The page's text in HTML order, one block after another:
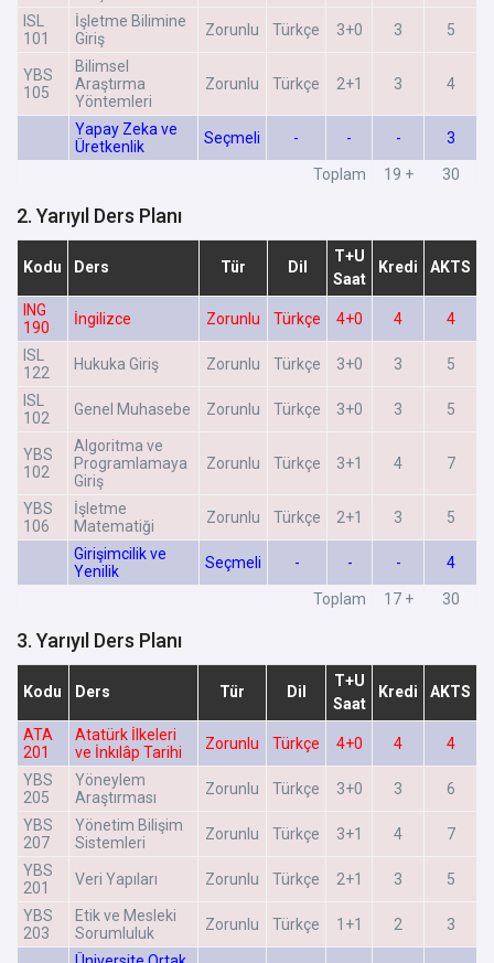
ISL
101
İşletme Bilimine
Giriş
Zorunlu Türkçe 3+0 3 5
YBS
105
Bilimsel
Araştırma
Yöntemleri
Zorunlu Türkçe 2+1 3 4
Yapay Zeka ve
Üretkenlik
Seçmeli - - - 3
Toplam 19 + 30
2. Yarıyıl Ders Planı
Kodu Ders Tür Dil
T+U
Saat
Kredi AKTS
ING
190
İngilizce Zorunlu Türkçe 4+0 4 4
ISL
122
Hukuka Giriş Zorunlu Türkçe 3+0 3 5
ISL
102
Genel Muhasebe Zorunlu Türkçe 3+0 3 5
YBS
102
Algoritma ve
Programlamaya
Giriş
Zorunlu Türkçe 3+1 4 7
YBS
106
İşletme
Matematiği
Zorunlu Türkçe 2+1 3 5
Girişimcilik ve
Yenilik
Seçmeli - - - 4
Toplam 17 + 30
3. Yarıyıl Ders Planı
Kodu Ders Tür Dil
T+U
Saat
Kredi AKTS
ATA
201
Atatürk İlkeleri
ve İnkılâp Tarihi
Zorunlu Türkçe 4+0 4 4
YBS
205
Yöneylem
Araştırması
Zorunlu Türkçe 3+0 3 6
YBS
207
Yönetim Bilişim
Sistemleri
Zorunlu Türkçe 3+1 4 7
YBS
201
Veri Yapıları Zorunlu Türkçe 2+1 3 5
YBS
203
Etik ve Mesleki
Sorumluluk
Zorunlu Türkçe 1+1 2 3